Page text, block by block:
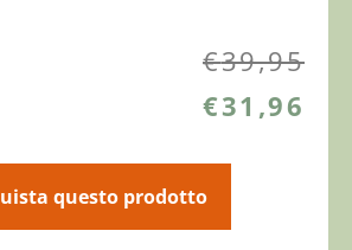
€39,95
€31,96
questo prodotto